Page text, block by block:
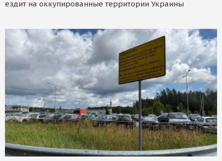
ездит на оккупированные территории Украины